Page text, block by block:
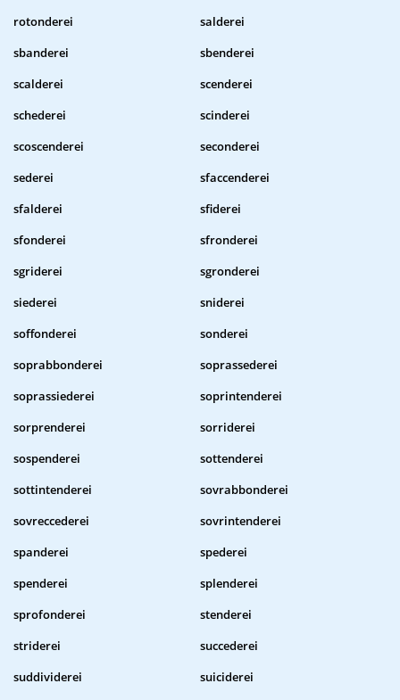
rotonderei
salderei
sbanderei
sbenderei
scalderei
scenderei
schederei
scinderei
scoscenderei
seconderei
sederei
sfaccenderei
sfalderei
sfiderei
sfonderei
sfronderei
sgriderei
sgronderei
siederei
sniderei
soffonderei
sonderei
soprabbonderei
soprassederei
soprassiederei
soprintenderei
sorprenderei
sorriderei
sospenderei
sottenderei
sottintenderei
sovrabbonderei
sovreccederei
sovrintenderei
spanderei
spederei
spenderei
splenderei
sprofonderei
stenderei
striderei
succederei
suddividerei
suiciderei